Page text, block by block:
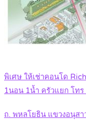
พิเศษ ให้เช่าคอนโด
1นอน 1น้ำ ครัวแยก โท
ถ. พหลโยธิน แขวงอนุสา